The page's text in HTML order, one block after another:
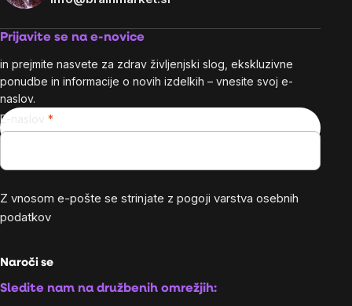
Prijavite se na e-novice
in prejmite nasvete za zdrav življenjski slog, ekskluzivne
ponudbe in informacije o novih izdelkih – vnesite svoj e-
naslov.
E-naslov
Z vnosom e-pošte se strinjate z pogoji varstva osebnih
podatkov
Naroči se
Sledite nam na družbenih omrežjih: